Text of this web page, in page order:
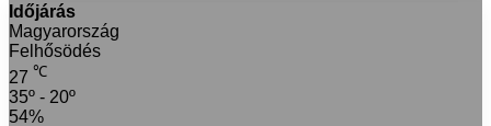
Időjárás
Magyarország
Felhősödés
27 ℃
35º - 20º
54%